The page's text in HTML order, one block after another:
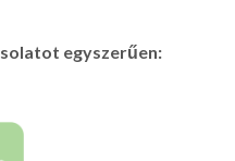
egyszerűen: